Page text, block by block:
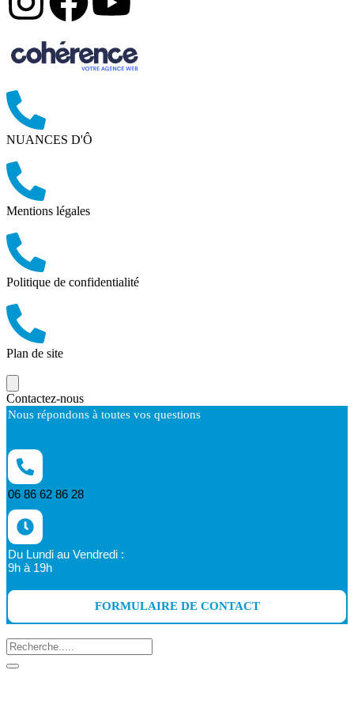
NUANCES D'Ô
Mentions légales
Politique de confidentialité
Plan de site
Contactez-nous
Nous répondons à toutes vos questions
06 86 62 86 28
Du Lundi au Vendredi :
9h à 19h
FORMULAIRE DE CONTACT